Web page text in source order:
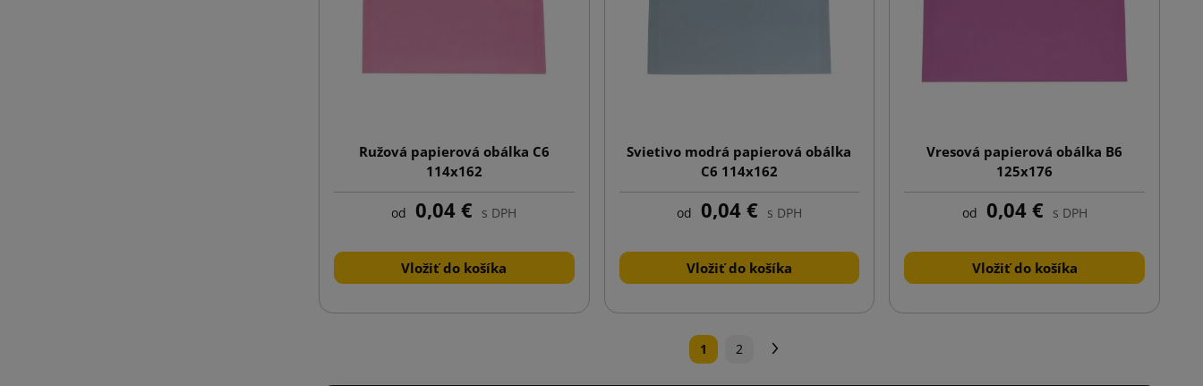
Ružová papierová obálka C6
114x162
od 0,04 € s DPH
Vložiť do košíka
Svietivo modrá papierová obálka
C6 114x162
od 0,04 € s DPH
Vložiť do košíka
Vresová papierová obálka B6
125x176
od 0,04 € s DPH
Vložiť do košíka
1 2